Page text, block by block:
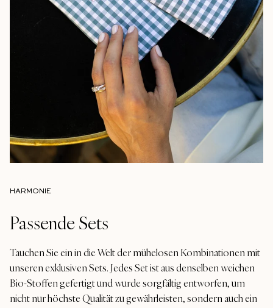
HARMONIE
Passende Sets
Tauchen Sie ein in die Welt der mühelosen Kombinationen mit
unseren exklusiven Sets. Jedes Set ist aus denselben weichen
Bio-Stoffen gefertigt und wurde sorgfältig entworfen, um
nicht nur höchste Qualität zu gewährleisten, sondern auch ein